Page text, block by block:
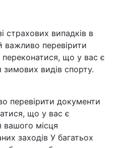
страхових випадків в
важливо перевірити
що у вас є
видів спорту.
перевірити документи
що у вас є
вашого місця
заходів У багатьох